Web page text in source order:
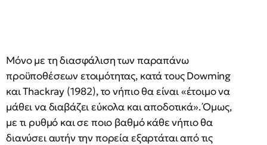
Μόνο με τη διασφάλιση των παραπάνω
προϋποθέσεων ετοιμότητας, κατά τους Dowming
και Thackray (1982), το νήπιο θα είναι «έτοιμο να
μάθει να διαβάζει εύκολα και αποδοτικά». Όμως,
με τι ρυθμό και σε ποιο βαθμό κάθε νήπιο θα
διανύσει αυτήν την πορεία εξαρτάται από τις